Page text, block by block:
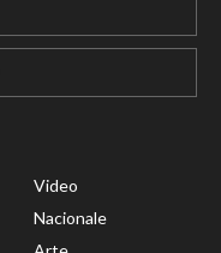
Video
Nacionale